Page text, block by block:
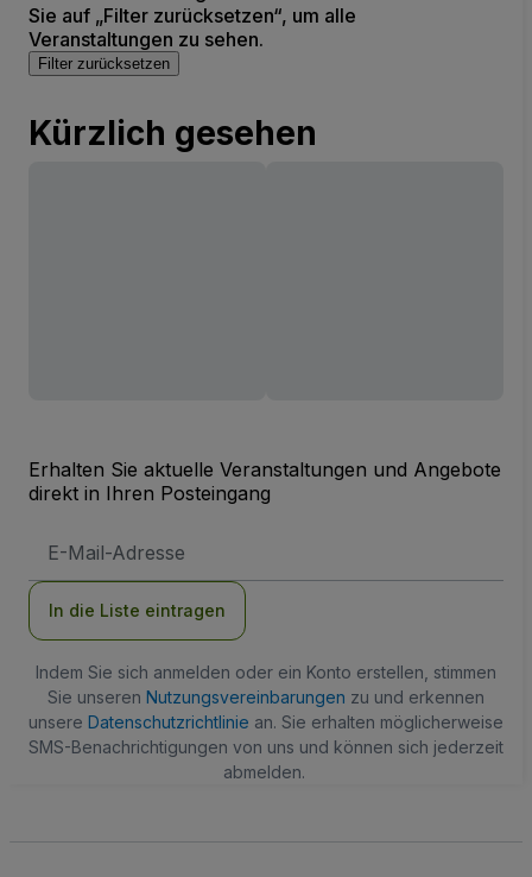
Sie auf „Filter zurücksetzen“, um alle
Veranstaltungen zu sehen.
Filter zurücksetzen
Kürzlich gesehen
Erhalten Sie aktuelle Veranstaltungen und Angebote
direkt in Ihren Posteingang
Mail-
In die Liste eintragen
Indem Sie sich anmelden oder ein Konto erstellen, stimmen
Sie unseren Nutzungsvereinbarungen zu und erkennen
unsere Datenschutzrichtlinie an. Sie erhalten möglicherweise
SMS-Benachrichtigungen von uns und können sich jederzeit
abmelden.